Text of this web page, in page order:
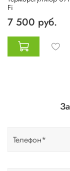
Fi
7 500 руб.